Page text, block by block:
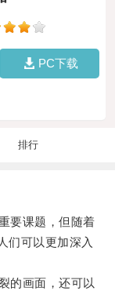
PC下载
排行
要课题，但随着
们可以更加深入
画面，还可以